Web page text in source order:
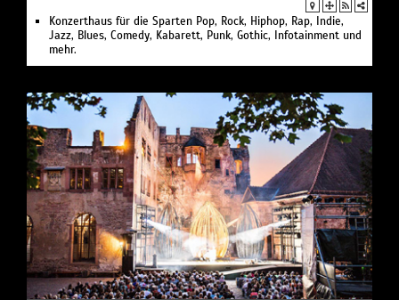
Konzerthaus für die Sparten Pop, Rock, Hiphop, Rap, Indie,
Jazz, Blues, Comedy, Kabarett, Punk, Gothic, Infotainment und
mehr.